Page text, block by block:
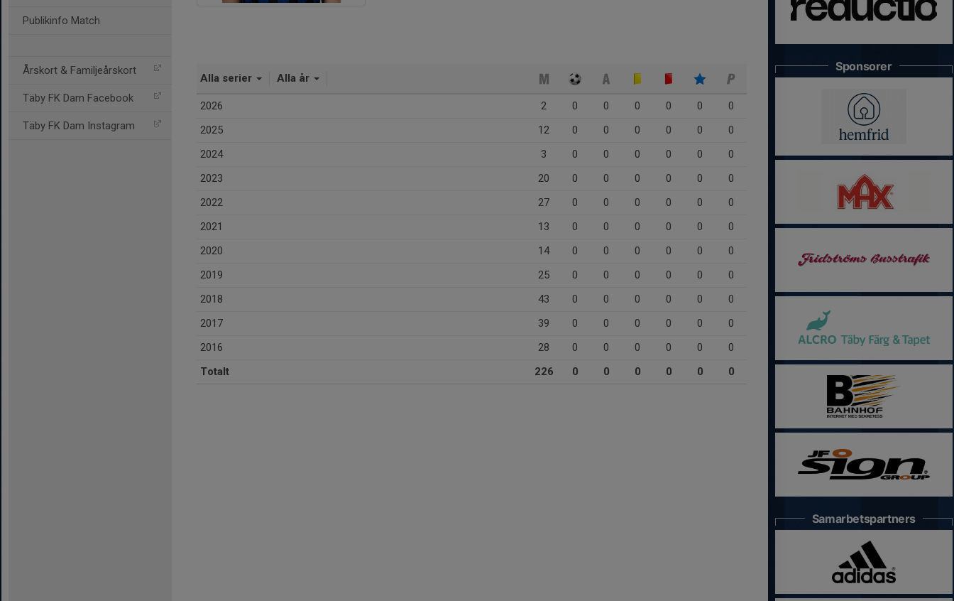
Publikinfo Match
Årskort & Familjeårskort
Täby FK Dam Facebook
Täby FK Dam Instagram
Alla serier Alla år
2026 2 0 0 0 0 0
0
2025
12 0 0 0 0 0
0
2024
3 0 0 0 0 0
0
2023
20 0 0 0 0 0
0
2022
27 0 0 0 0 0
0
2021
13 0 0 0 0 0
0
2020
14 0 0 0 0 0
0
2019
25 0 0 0 0 0
0
2018
43 0 0 0 0 0
0
2017
39 0 0 0 0 0
0
2016
28 0 0 0 0 0
0
Totalt
226 0 0 0 0 0 0
Sponsorer
Samarbetspartners